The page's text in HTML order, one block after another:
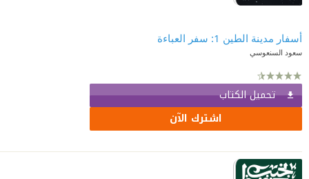
أسفار مدينة الطين 1: سفر العباءة
سعود السنعوسي
تحميل الكتاب
اشترك الآن